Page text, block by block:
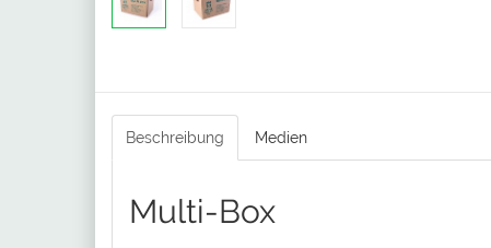
Beschreibung Medien
Multi-Box